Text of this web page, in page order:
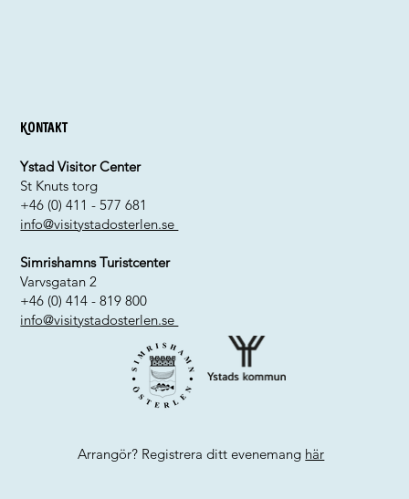
Kontakt
Ystad Visitor Center
St Knuts torg
+46 (0) 411 - 577 681
info@visitystadosterlen.se
Simrishamns Turistcenter
Varvsgatan 2
+46 (0) 414 - 819 800
info@visitystadosterlen.se
Arrangör? Registrera ditt evenemang här